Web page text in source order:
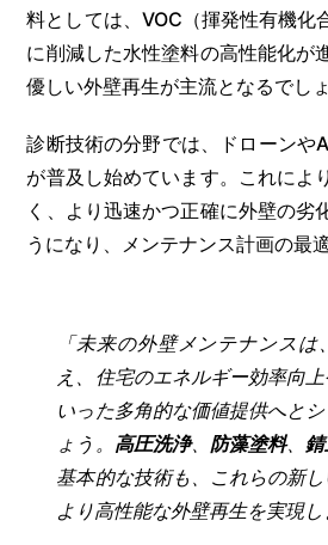
料としては、VOC（揮発性有機化
に削減した水性塗料の高性能化が
優しい外壁再生が主流となるでしょ
診断技術の分野では、ドローンや
が普及し始めています。これによ
く、より迅速かつ正確に外壁の劣
うになり、メンテナンス計画の最
「未来の外壁メンテナンス
え、住宅のエネルギー効率向
いった多角的な価値提供へと
ょう。 高圧洗浄、 防藻塗料、
基本的な技術も、これらの新し
より高性能な外壁再生を実現し